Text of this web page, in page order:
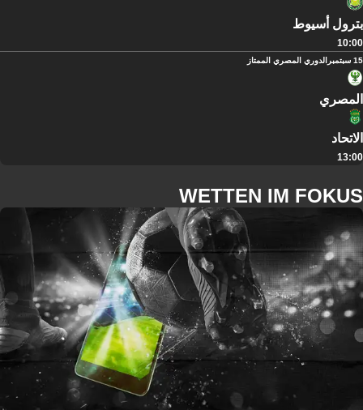
بترول أسيوط
10:00
15 سبتمبر الدوري المصري الممتاز
المصري
الاتحاد
13:00
WETTEN IM FOKUS